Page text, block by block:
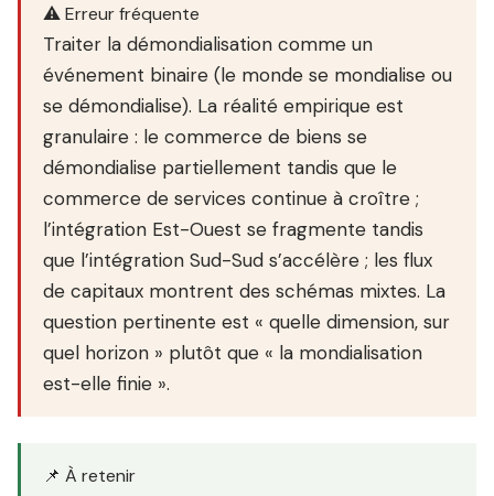
⚠️ Erreur fréquente
Traiter la démondialisation comme un
événement binaire (le monde se mondialise ou
se démondialise). La réalité empirique est
granulaire : le commerce de biens se
démondialise partiellement tandis que le
commerce de services continue à croître ;
l’intégration Est-Ouest se fragmente tandis
que l’intégration Sud-Sud s’accélère ; les flux
de capitaux montrent des schémas mixtes. La
question pertinente est « quelle dimension, sur
quel horizon » plutôt que « la mondialisation
est-elle finie ».
📌 À retenir